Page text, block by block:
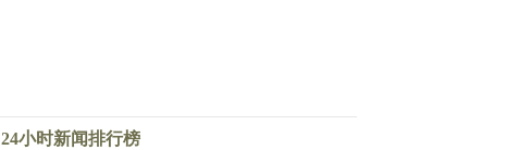
24小时新闻排行榜